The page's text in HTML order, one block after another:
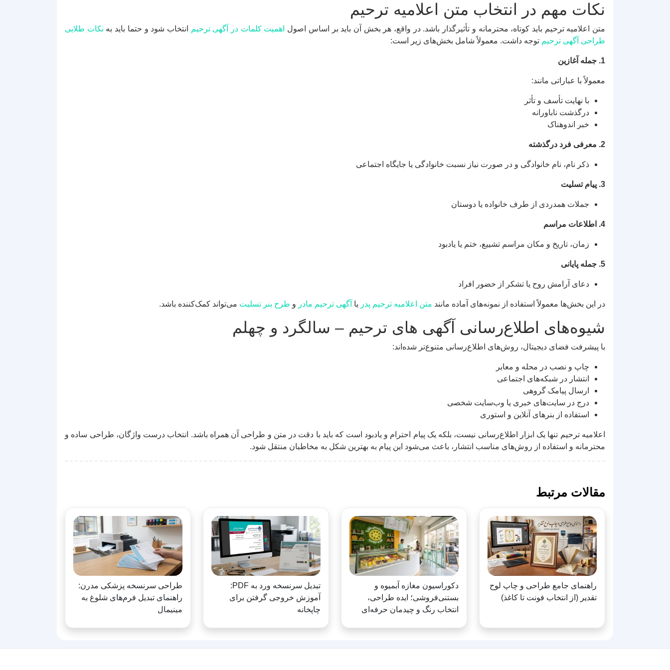
نکات مهم در انتخاب متن اعلامیه ترحیم
متن اعلامیه ترحیم باید کوتاه، محترمانه و تأثیرگذار باشد. در واقع، هر بخش آن باید بر اساس اصول اهمیت کلمات در آگهی ترحیم انتخاب شود و حتما باید به نکات طلایی
طراحی آگهی ترحیم توجه داشت. معمولاً شامل بخش‌های زیر است:
1. جمله آغازین
معمولاً با عباراتی مانند:
با نهایت تأسف و تأثر
درگذشت ناباورانه
خبر اندوهناک
2. معرفی فرد درگذشته
ذکر نام، نام خانوادگی و در صورت نیاز نسبت خانوادگی یا جایگاه اجتماعی
3. پیام تسلیت
جملات همدردی از طرف خانواده یا دوستان
4. اطلاعات مراسم
زمان، تاریخ و مکان مراسم تشییع، ختم یا یادبود
5. جمله پایانی
دعای آرامش روح یا تشکر از حضور افراد
در این بخش‌ها معمولاً استفاده از نمونه‌های آماده مانند متن اعلامیه ترحیم پدر یا آگهی ترحیم مادر و طرح بنر تسلیت می‌تواند کمک‌کننده باشد.
شیوه‌های اطلاع‌رسانی آگهی های ترحیم – سالگرد و چهلم
با پیشرفت فضای دیجیتال، روش‌های اطلاع‌رسانی متنوع‌تر شده‌اند:
چاپ و نصب در محله و معابر
انتشار در شبکه‌های اجتماعی
ارسال پیامک گروهی
درج در سایت‌های خبری یا وب‌سایت شخصی
استفاده از بنرهای آنلاین و استوری
اعلامیه ترحیم تنها یک ابزار اطلاع‌رسانی نیست، بلکه یک پیام احترام و یادبود است که باید با دقت در متن و طراحی آن همراه باشد. انتخاب درست واژگان، طراحی ساده و
محترمانه و استفاده از روش‌های مناسب انتشار، باعث می‌شود این پیام به بهترین شکل به مخاطبان منتقل شود.
مقالات مرتبط
راهنمای جامع طراحی و چاپ لوح
تقدیر (از انتخاب فونت تا کاغذ)
دکوراسیون مغازه آبمیوه و
بستنی‌فروشی؛ ایده طراحی،
انتخاب رنگ و چیدمان حرفه‌ای
تبدیل سرنسخه ورد به PDF:
آموزش خروجی گرفتن برای
چاپخانه
طراحی سرنسخه پزشکی مدرن:
راهنمای تبدیل فرم‌های شلوغ به
مینیمال